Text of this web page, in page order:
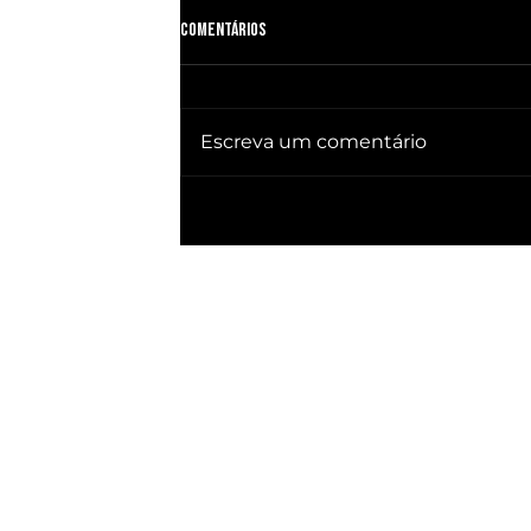
já ganhou PRESIDÊNCIA no BRASIL
Comentários
Escreva um comentário